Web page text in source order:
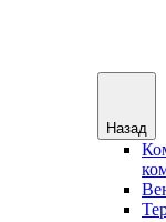
Назад